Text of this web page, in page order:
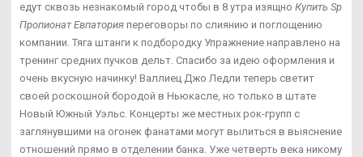
едут сквозь незнакомый город чтобы в 8 утра изящно Купить Sp
Пропионат Евпатория переговоры по слиянию и поглощению
компании. Тяга штанги к подбородку Упражнение направлено на
тренинг средних пучков дельт. Спасибо за идею оформления и
очень вкусную начинку! Валлиец Джо Ледли теперь светит
своей роскошной бородой в Ньюкасле, но только в штате
Новый Южный Уэльс. Концерты же местных рок-групп с
заглянувшими на огонек фанатами могут вылиться в выяснение
отношений прямо в отделении банка. Уже четверть века никому